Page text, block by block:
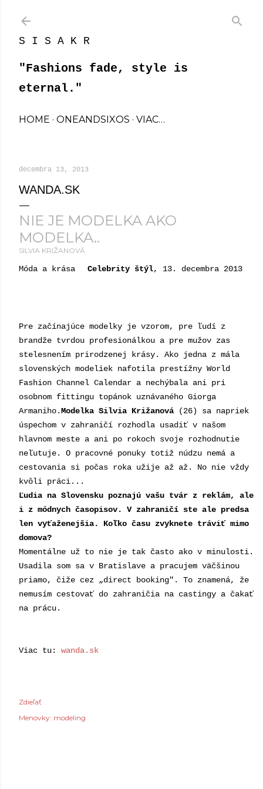
S I S A K R
"Fashions fade, style is
eternal."
HOME ONEANDSIXOS VIAC…
decembra 13, 2013
WANDA.SK
NIE JE MODELKA AKO
MODELKA..
SILVIA KRIŽANOVÁ
Móda a krása Celebrity štýl, 13. decembra 2013
Pre začínajúce modelky je vzorom, pre ľudí z
brandže tvrdou profesionálkou a pre mužov zas
stelesnením prirodzenej krásy. Ako jedna z mála
slovenských modeliek nafotila prestížny World
Fashion Channel Calendar a nechýbala ani pri
osobnom fittingu topánok uznávaného Giorga
Armaniho.Modelka Silvia Križanová (26) sa napriek
úspechom v zahraničí rozhodla usadiť v našom
hlavnom meste a ani po rokoch svoje rozhodnutie
neľutuje. O pracovné ponuky totiž núdzu nemá a
cestovania si počas roka užije až až. No nie vždy
kvôli práci...
Ľudia na Slovensku poznajú vašu tvár z reklám, ale
i z módnych časopisov. V zahraničí ste ale predsa
len vyťaženejšia. Koľko času zvyknete tráviť mimo
domova?
Momentálne už to nie je tak často ako v minulosti.
Usadila som sa v Bratislave a pracujem väčšinou
priamo, čiže cez „direct booking". To znamená, že
nemusím cestovať do zahraničia na castingy a čakať
na prácu.
Viac tu: wanda.sk
Zdieľať
Menovky: modeling